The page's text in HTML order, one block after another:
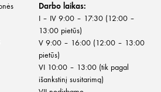
Darbo laikas:
I – IV 9:00 – 17:30 (12:00 –
13:00 pietūs)
V 9:00 – 16:00 (12:00 – 13:00
pietūs)
VI 10:00 – 13:00 (tik pagal
išankstinį susitarimą)